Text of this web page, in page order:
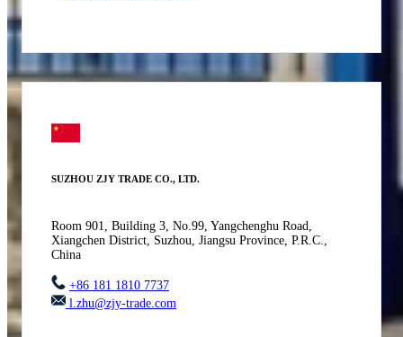
SUZHOU ZJY TRADE CO., LTD.
Room 901, Building 3, No.99, Yangchenghu Road,
Xiangchen District, Suzhou, Jiangsu Province, P.R.C.,
China
+86 181 1810 7737
l.zhu@zjy-trade.com